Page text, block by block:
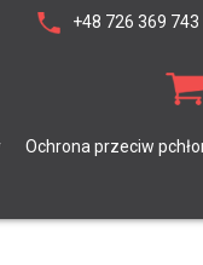
+48 726 369 743
Ochrona przeciw